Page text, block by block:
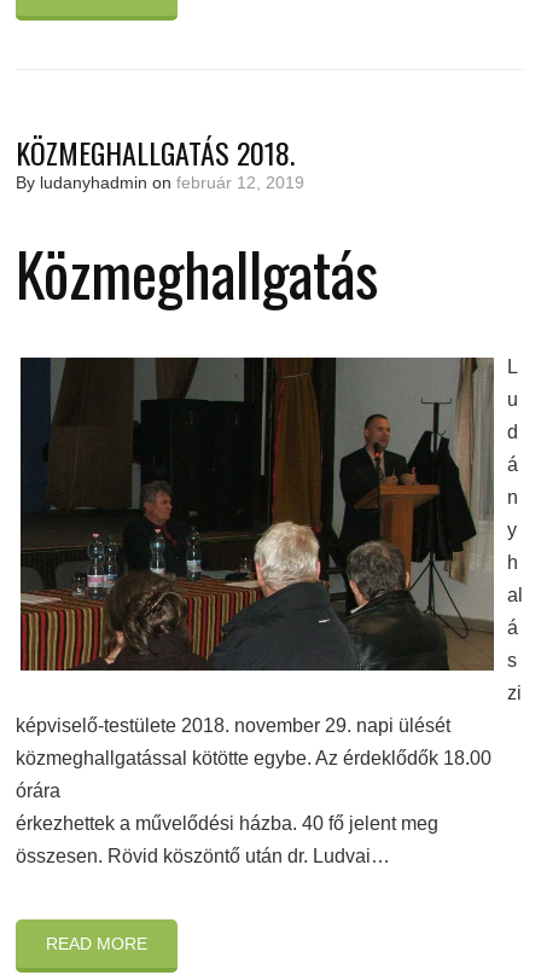
KÖZMEGHALLGATÁS 2018.
By ludanyhadmin onfebruár 12, 2019
Közmeghallgatás
L
u
d
á
n
y
h
al
á
s
zi
képviselő-testülete 2018. november 29. napi ülését
közmeghallgatással kötötte egybe. Az érdeklődők 18.00
órára
érkezhettek a művelődési házba. 40 fő jelent meg
összesen. Rövid köszöntő után dr. Ludvai…
READ MORE